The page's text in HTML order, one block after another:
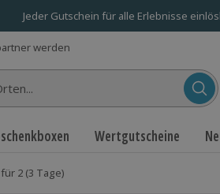
Jeder Gutschein für alle Erlebnisse
werden
Wertgutscheine
2 (3 Tage)